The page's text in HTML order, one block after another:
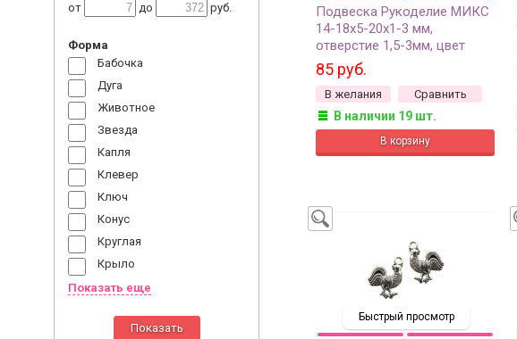
от
до руб.
Форма
Бабочка
Дуга
Животное
Звезда
Капля
Клевер
Ключ
Конус
Круглая
Крыло
Показать еще
Подвеска Рукоделие МИКС
14-18х5-20х1-3 мм,
отверстие 1,5-3мм, цвет
античное серебро, сплав
металлов, 22-309, 5шт
85 руб.
В желания Сравнить
В наличии 19 шт.
Быстрый просмотр